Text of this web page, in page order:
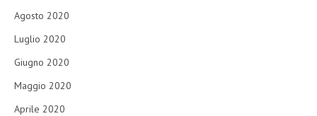
Agosto 2020
Luglio 2020
Giugno 2020
Maggio 2020
Aprile 2020